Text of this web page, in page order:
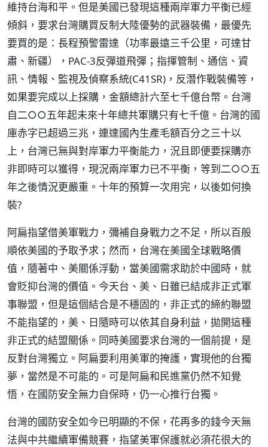
維持台海和平。但是美國已發現這種兩岸軍力平衡已經
傾斜，要求台灣購買反制大陸優勢的武器裝備，最優先
要買的是：長程預警雷達（功率最遠三千公里，可達甘
肅、新疆），PAC-3反彈道飛彈；指揮管制、通信、資
訊、情報、監視及偵察系統(C41SR)，反潛作戰裝備等，
如果要完成以上採購，金額總計六至七千億台幣。台灣
自二○○五年起未來十年總共軍購只有七千億。台灣的國
庫赤字已超過三兆，連達國內生產毛額百分之三十以
上，台灣已無與對岸軍力平衡能力，況且即便要採購亦
非即時可以獲得，現況兩岸軍力已不平衡，等到二○○五
年之後情況更嚴重。十年的預算一次用完，以後如何換
裝?
阿扁指望借美軍戰力，彌補自身戰力之不足，所以百般
順依美國的予取予求；然而，台灣在美國全球戰略價
值，隨著中、美關係浮動，當美國需求助於中國時，就
會貶抑台灣的價值。今天台、美、日雖已結成非正式軍
事聯盟，但是這個結合是不穩固的，非正式的締約聯盟
不能指望的，美、日隨時可以依其自身利益，拋開這種
非正式的結盟關係。同時美國要求台灣的一個前提，是
反對台灣獨立。阿扁要利用美軍的掩護，實現他的台獨
夢，當然是不可能的。可是阿扁和民進黨仍然不知覺
悟，在國防安全無力自保時，仍一心推行台獨。
台灣的國防安全如今已明顯的不保，花再多的錢今天無
法與中共繼續軍備競賽，指望美軍保護就必須花很大的